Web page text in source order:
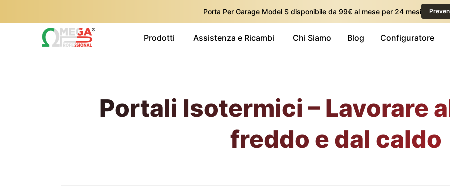
Porta Per Garage Model S disponibile da 99€ al mese per 24 mesi
Prodotti Assistenza e Ricambi Chi Siamo Blog Configuratore
Portali Isotermici – Lavorare
freddo e dal caldo